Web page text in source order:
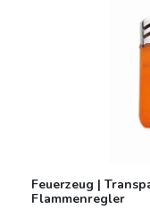
Feuerzeug |
Flammenregler